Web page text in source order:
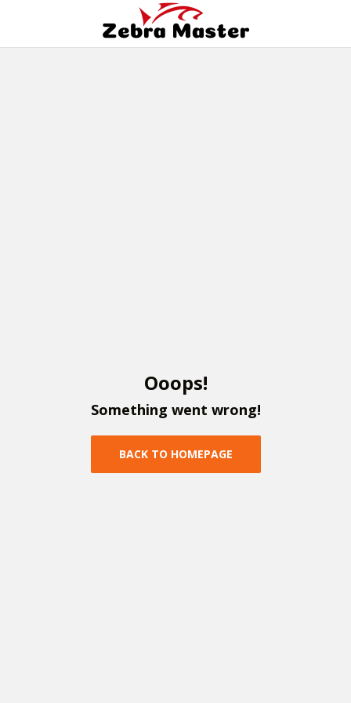
Ooops!
Something went wrong!
BACK TO HOMEPAGE